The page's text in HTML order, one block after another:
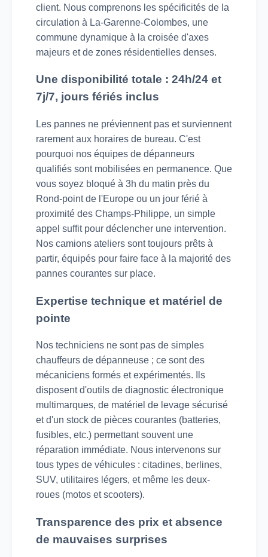
client. Nous comprenons les spécificités de la
circulation à La-Garenne-Colombes, une
commune dynamique à la croisée d'axes
majeurs et de zones résidentielles denses.
Une disponibilité totale : 24h/24 et
7j/7, jours fériés inclus
Les pannes ne préviennent pas et surviennent
rarement aux horaires de bureau. C'est
pourquoi nos équipes de dépanneurs
qualifiés sont mobilisées en permanence. Que
vous soyez bloqué à 3h du matin près du
Rond-point de l'Europe ou un jour férié à
proximité des Champs-Philippe, un simple
appel suffit pour déclencher une intervention.
Nos camions ateliers sont toujours prêts à
partir, équipés pour faire face à la majorité des
pannes courantes sur place.
Expertise technique et matériel de
pointe
Nos techniciens ne sont pas de simples
chauffeurs de dépanneuse ; ce sont des
mécaniciens formés et expérimentés. Ils
disposent d'outils de diagnostic électronique
multimarques, de matériel de levage sécurisé
et d'un stock de pièces courantes (batteries,
fusibles, etc.) permettant souvent une
réparation immédiate. Nous intervenons sur
tous types de véhicules : citadines, berlines,
SUV, utilitaires légers, et même les deux-
roues (motos et scooters).
Transparence des prix et absence
de mauvaises surprises